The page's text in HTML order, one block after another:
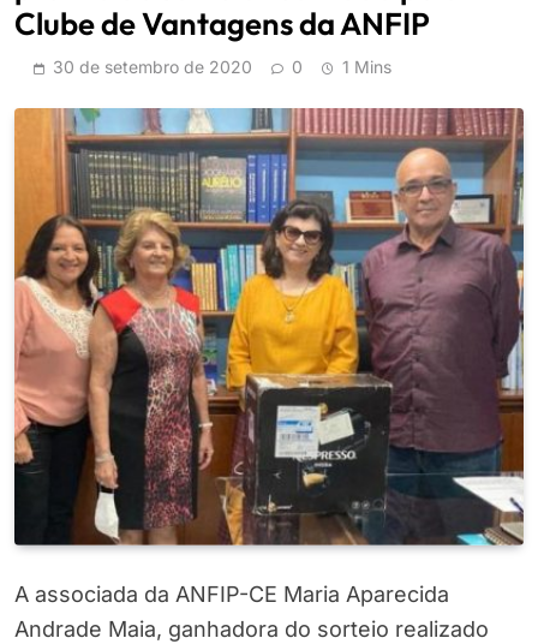
Clube de Vantagens da ANFIP
30 de setembro de 2020 0 1 Mins
A associada da ANFIP-CE Maria Aparecida
Andrade Maia, ganhadora do sorteio realizado